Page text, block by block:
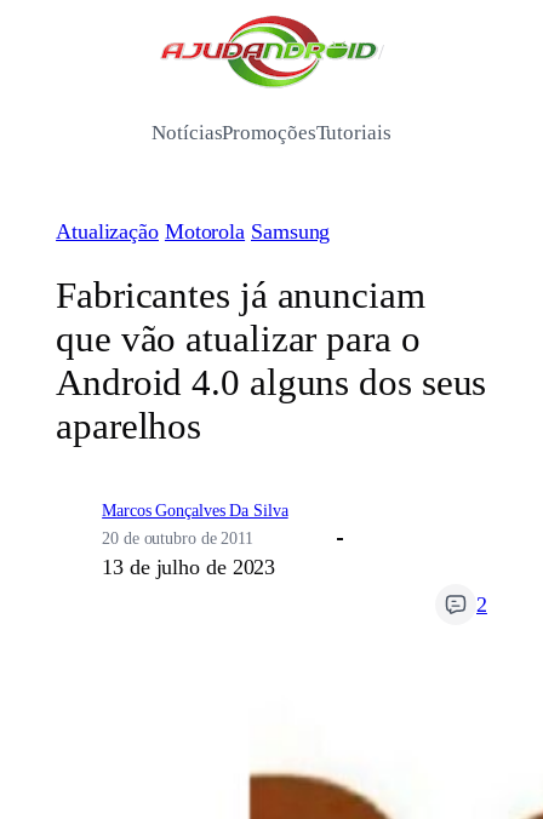
/
NotíciasPromoçõesTutoriais
Atualização Motorola Samsung
Fabricantes já anunciam
que vão atualizar para o
Android 4.0 alguns dos seus
aparelhos
Marcos Gonçalves Da Silva
20 de outubro de 2011
13 de julho de 2023
2